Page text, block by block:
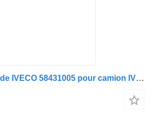
Unité de commande IVECO 58431005 pour camion IVECO EUROTECH